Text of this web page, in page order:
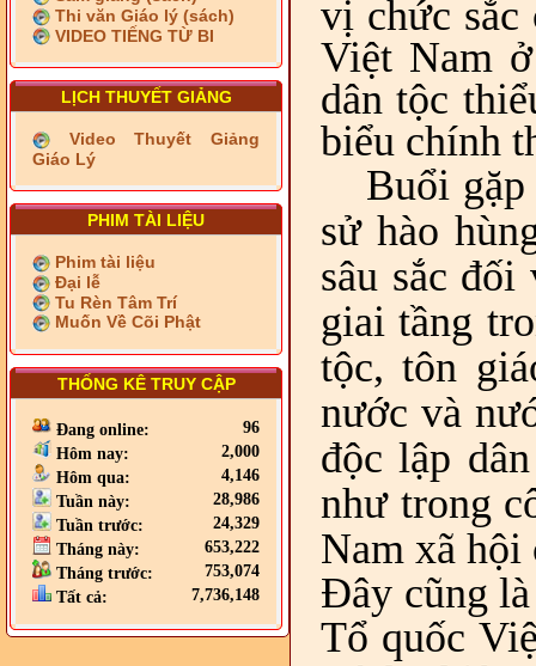
Thi văn Giáo lý (sách)
VIDEO TIẾNG TỪ BI
LỊCH THUYẾT GIẢNG
Video Thuyết Giảng
Giáo Lý
PHIM TÀI LIỆU
Phim tài liệu
Đại lễ
Tu Rèn Tâm Trí
Muốn Về Cõi Phật
THỐNG KÊ TRUY CẬP
Đang online:
96
Hôm nay:
2,000
Hôm qua:
4,146
Tuần này:
28,986
Tuần trước:
24,329
Tháng này:
653,222
Tháng trước:
753,074
Tất cả:
7,736,148
vị chức sắc
Việt Nam
dân tộc
biểu chính
Buổi
sử hào
sâu sắc
giai tầng
tộc, tôn
nước và
độc lập
như trong
Nam xã hội
Đây cũng
Tổ quốc